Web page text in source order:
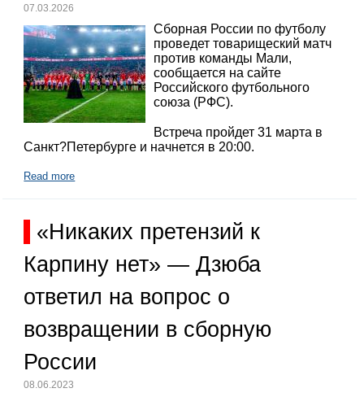
07.03.2026
Сборная России по футболу
проведет товарищеский матч
против команды Мали,
сообщается на сайте
Российского футбольного
союза (РФС).
Встреча пройдет 31 марта в
Санкт?Петербурге и начнется в 20:00.
Read more
«Никаких претензий к
Карпину нет» — Дзюба
ответил на вопрос о
возвращении в сборную
России
08.06.2023